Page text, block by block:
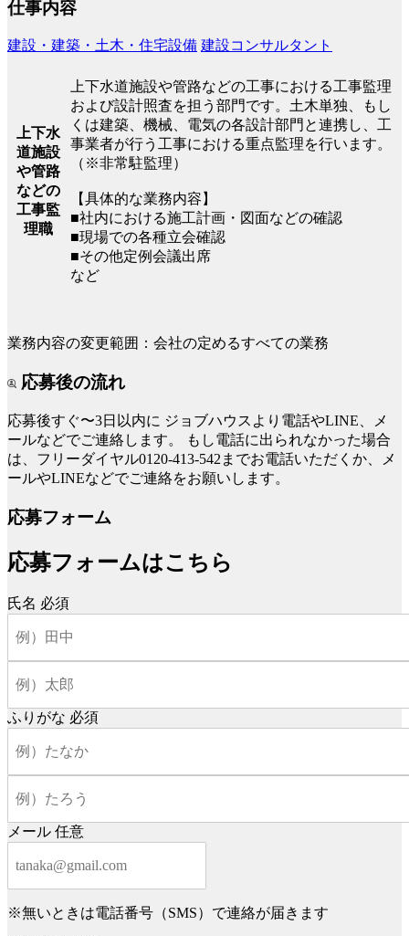
仕事内容
建設・建築・土木・住宅設備 建設コンサルタント
上下水
道施設
や管路
などの
工事監
理職
上下水道施設や管路などの工事における工事監理
および設計照査を担う部門です。土木単独、もし
くは建築、機械、電気の各設計部門と連携し、工
事業者が行う工事における重点監理を行います。
（※非常駐監理）
【具体的な業務内容】
■社内における施工計画・図面などの確認
■現場での各種立会確認
■その他定例会議出席
など
業務内容の変更範囲：会社の定めるすべての業務
応募後の流れ
応募後すぐ〜3日以内に ジョブハウスより電話やLINE、メ
ールなどでご連絡します。
もし電話に出られなかった場合
は、フリーダイヤル0120-413-542までお電話いただくか、メ
ールやLINEなどでご連絡をお願いします。
応募フォーム
応募フォームはこちら
氏名 必須
ふりがな 必須
メール 任意
※無いときは電話番号（SMS）で連絡が届きます